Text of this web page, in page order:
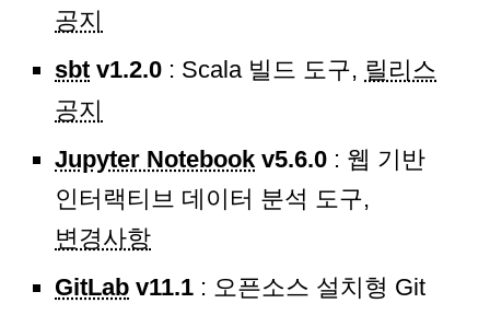
공지
sbt v1.2.0 : Scala 빌드 도구, 릴리스
공지
Jupyter Notebook v5.6.0 : 웹 기반
인터랙티브 데이터 분석 도구,
변경사항
GitLab v11.1 : 오픈소스 설치형 Git